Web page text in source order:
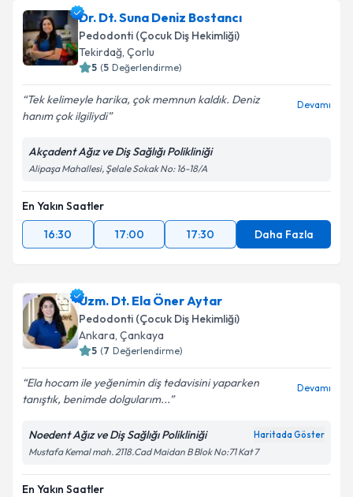
Dr. Dt. Suna Deniz Bostancı
Pedodonti (Çocuk Diş Hekimliği)
Tekirdağ, Çorlu
5 (5 Değerlendirme)
Tek kelimeyle harika, çok memnun kaldık. Deniz
hanım çok ilgiliydi
Devamı
Akçadent Ağız ve Diş Sağlığı Polikliniği
Alipaşa Mahallesi, Şelale Sokak No: 16-18/A
En Yakın Saatler
16:30
17:00 17:30 Daha Fazla
Uzm. Dt. Ela Öner Aytar
Pedodonti (Çocuk Diş Hekimliği)
Ankara, Çankaya
5 (7 Değerlendirme)
Ela hocam ile yeğenimin diş tedavisini yaparken
tanıştık, benimde dolgularım...
Devamı
Noedent Ağız ve Diş Sağlığı Polikliniği Haritada Göster
Mustafa Kemal mah. 2118.Cad Maidan B Blok No:71 Kat 7
En Yakın Saatler